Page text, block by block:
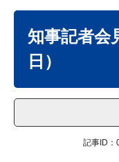
知事記者会
日）
記事ID